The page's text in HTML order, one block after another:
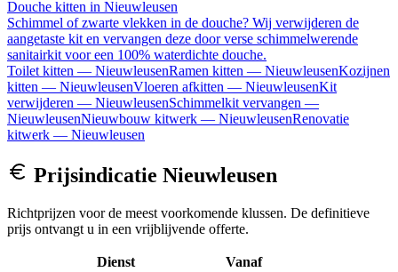
Douche kitten in Nieuwleusen
Schimmel of zwarte vlekken in de douche? Wij verwijderen de
aangetaste kit en vervangen deze door verse schimmelwerende
sanitairkit voor een 100% waterdichte douche.
Toilet kitten — NieuwleusenRamen kitten — NieuwleusenKozijnen
kitten — NieuwleusenVloeren afkitten — NieuwleusenKit
verwijderen — NieuwleusenSchimmelkit vervangen —
NieuwleusenNieuwbouw kitwerk — NieuwleusenRenovatie
kitwerk — Nieuwleusen
Prijsindicatie Nieuwleusen
Richtprijzen voor de meest voorkomende klussen. De definitieve
prijs ontvangt u in een vrijblijvende offerte.
Dienst
Vanaf